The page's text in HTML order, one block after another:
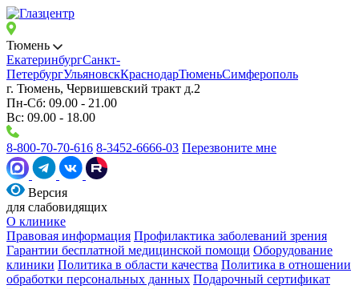
Тюмень
ЕкатеринбургСанкт-
ПетербургУльяновскКраснодарТюменьСимферополь
г. Тюмень, Червишевский тракт д.2
Пн-Сб: 09.00 - 21.00
Вс: 09.00 - 18.00
8-800-70-70-616 8-3452-6666-03 Перезвоните мне
Версия
для слабовидящих
О клинике
Правовая информация Профилактика заболеваний зрения
Гарантии бесплатной медицинской помощи Оборудование
клиники Политика в области качества Политика в отношении
обработки персональных данных Подарочный сертификат